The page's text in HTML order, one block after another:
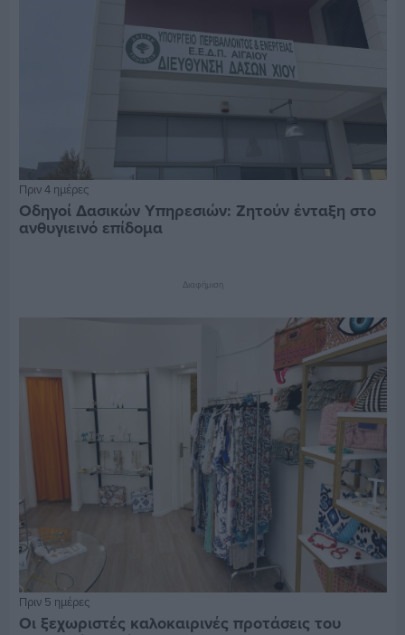
Πριν 4 ημέρες
Οδηγοί Δασικών Υπηρεσιών: Ζητούν ένταξη στο
ανθυγιεινό επίδομα
Διαφήμιση
Πριν 5 ημέρες
Οι ξεχωριστές καλοκαιρινές προτάσεις του